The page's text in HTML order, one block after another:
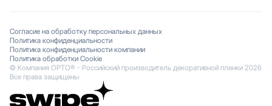
Согласие на обработку персональных данных
Политика конфиденциальности
Политика конфиденциальности компании
Политика обработки Cookie
© Компания ОРТО® - Российский производитель декоративной пленки 2026
Все права защищены